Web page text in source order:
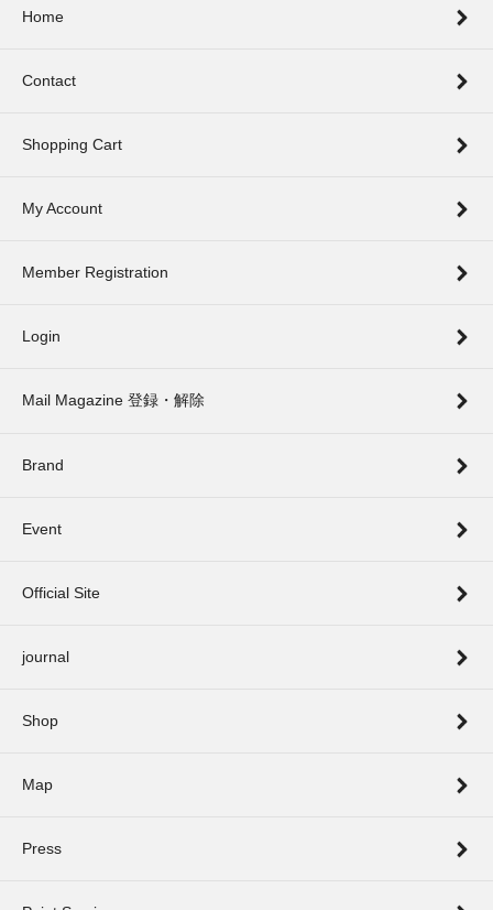
Home
Contact
Shopping Cart
My Account
Member Registration
Login
Mail Magazine 登録・解除
Brand
Event
Official Site
journal
Shop
Map
Press